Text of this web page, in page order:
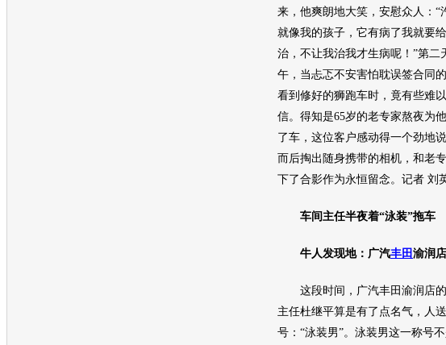
来，他爽朗地大笑，安慰众人：“
就像我的孩子，它有病了我就要
治，不让我治我才生病呢！”第二
午，当忐忑不安害怕耽误签合同
看到修好的狮跑车时，竟有些难
信。得知是65岁的老专家熬夜为
了车，这位客户感动得一个劲地说
而后掏出随身携带的相机，和老
下了合影作为永恒留念。记者 刘
车间主任半夜着“泳装”拖车
牛人发现地：广汽丰田 渝润店
这段时间，广汽丰田 渝润店
主任杜继平算是有了点名气，人
号：“泳装男”。泳装男这一称号